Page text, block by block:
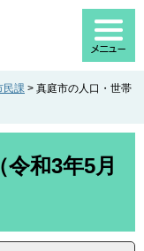
民課 > 真庭市の人口・世帯
和3年5月